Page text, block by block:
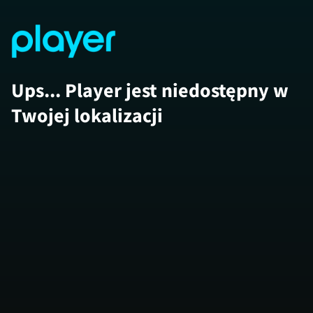
Ups... Player jest niedostępny w
Twojej lokalizacji